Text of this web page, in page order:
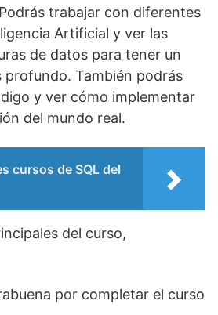
trabajar con diferentes
Artificial y ver las
de datos para tener un
profundo. También podrás
y ver cómo implementar
del mundo real.
cursos de SQL del
del curso,
por completar el curso